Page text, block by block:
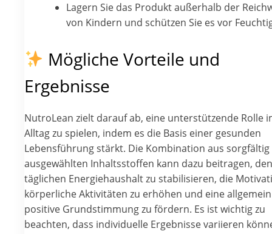
Lagern Sie das Produkt außerhalb der
von Kindern und schützen Sie es vor
Mögliche Vorteile und
Ergebnisse
NutroLean zielt darauf ab, eine unterstützende Rolle
Alltag zu spielen, indem es die Basis einer gesunden
Lebensführung stärkt. Die Kombination aus sorgfältig
ausgewählten Inhaltsstoffen kann dazu beitragen, den
täglichen Energiehaushalt zu stabilisieren, die
körperliche Aktivitäten zu erhöhen und eine allgemein
positive Grundstimmung zu fördern. Es ist wichtig zu
beachten, dass individuelle Ergebnisse variieren